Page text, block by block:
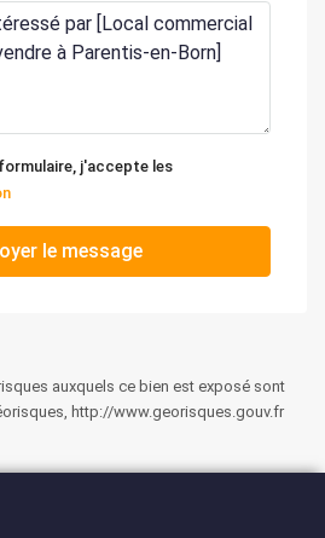
j'accepte les
le message
auxquels ce bien est exposé sont
http://www.georisques.gouv.fr